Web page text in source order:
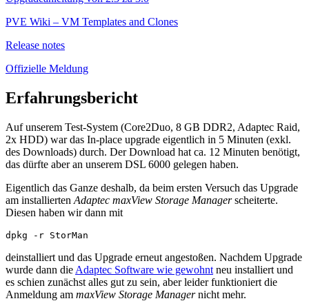
PVE Wiki – VM Templates and Clones
Release notes
Offizielle Meldung
Erfahrungsbericht
Auf unserem Test-System (Core2Duo, 8 GB DDR2, Adaptec Raid,
2x HDD) war das In-place upgrade eigentlich in 5 Minuten (exkl.
des Downloads) durch. Der Download hat ca. 12 Minuten benötigt,
das dürfte aber an unserem DSL 6000 gelegen haben.
Eigentlich das Ganze deshalb, da beim ersten Versuch das Upgrade
am installierten Adaptec maxView Storage Managerscheiterte.
Diesen haben wir dann mit
dpkg -r StorMan
deinstalliert und das Upgrade erneut angestoßen. Nachdem Upgrade
wurde dann die Adaptec Software wie gewohnt neu installiert und
es schien zunächst alles gut zu sein, aber leider funktioniert die
Anmeldung am maxView Storage Managernicht mehr.